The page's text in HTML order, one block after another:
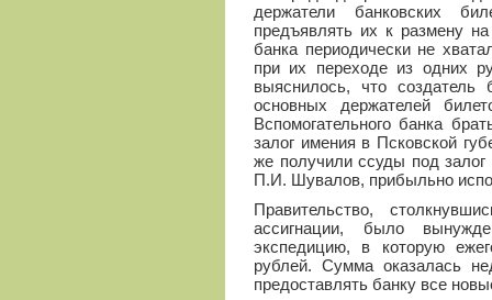
держатели банковских
предъявлять их к размену
банка периодически не
при их переходе из одних
выяснилось, что
основных держателей
Вспомогательного банка
залог имения в Псковской
же получили ссуды под
П.И. Шувалов, прибыльно
Правительство,
ассигнации, было
экспедицию, в которую
рублей. Сумма оказалась
предоставлять банку все